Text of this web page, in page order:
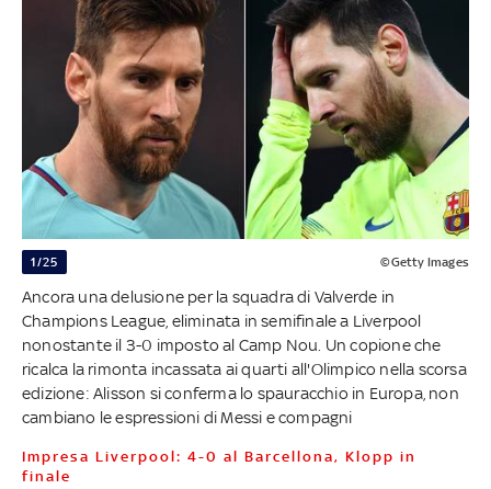
1/25 ©Getty Images
Ancora una delusione per la squadra di Valverde in
Champions League, eliminata in semifinale a Liverpool
nonostante il 3-0 imposto al Camp Nou. Un copione che
ricalca la rimonta incassata ai quarti all'Olimpico nella scorsa
edizione: Alisson si conferma lo spauracchio in Europa, non
cambiano le espressioni di Messi e compagni
Impresa Liverpool: 4-0 al Barcellona, Klopp in
finale